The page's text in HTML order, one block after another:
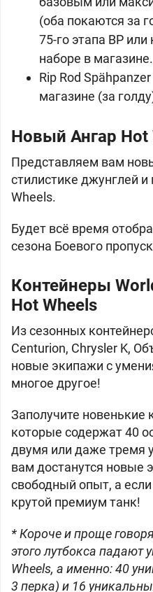
(оба покаются за
75-го этапа BP
наборе в магазине.
Rip Rod
магазине (за
Новый Ангар Hot
Представляем вам
стилистике джунглей
Wheels.
Будет всё время
сезона Боевого
Контейнеры
Hot Wheels
Из сезонных
Centurion, Chrysler K,
новые экипажи с
многое другое!
Заполучите новенькие
которые содержат 40
двумя или даже тремя
вам достанутся новые
свободный опыт, а
крутой премиум танк!
* Короче и проще
этого лутбокса
Wheels, а именно: 40
3 перка) и 16